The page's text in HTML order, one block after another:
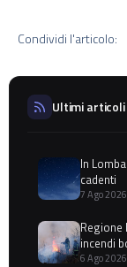
Condividi l'articolo:
Ultimi articoli
In
cadenti
7 Ago 2026
incendi
6 Ago 2026